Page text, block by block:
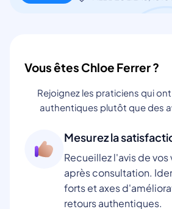
Vous êtes Chloe Ferrer ?
Rejoignez les praticiens qui
authentiques plutôt que des
Mesurez la
Recueillez l'avis de
après consultation.
forts et axes
retours authentiques.